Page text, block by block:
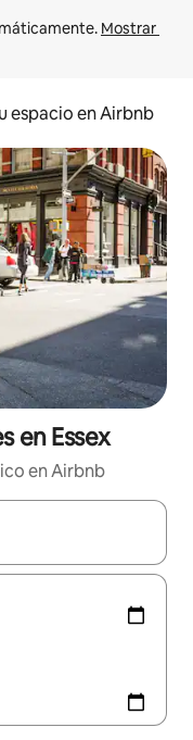
Mostrar
espacio en Airbnb
en Essex
en Airbnb
podrás navegar